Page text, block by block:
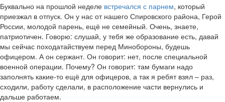
Буквально на прошлой неделе встречался с парнем, который
приезжал в отпуск. Он у нас от нашего Спировского района, Герой
России, молодой парень, ещё не семейный. Очень, знаете,
патриотичен. Говорю: слушай, у тебя же образование есть, давай
мы сейчас походатайствуем перед Минобороны, будешь
офицером. А он сержант. Он говорит: нет, после специальной
военной операции. Почему? Он говорит: там бумаги надо
заполнять какие-то ещё для офицеров, а так я ребят взял – раз,
сходили, работу сделали, в расположение части вернулись и
дальше работаем.